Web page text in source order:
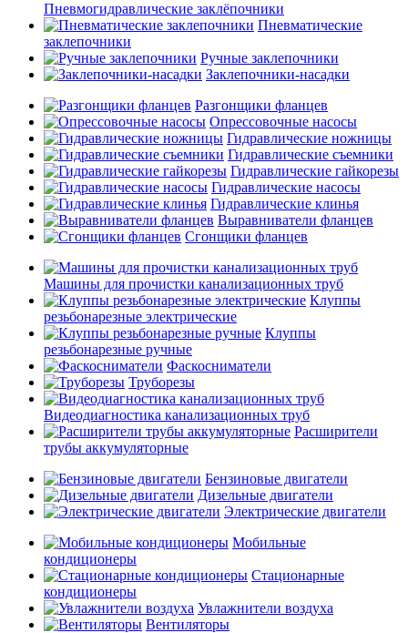
Пневмогидравлические заклёпочники
Пневматические
заклепочники
Ручные заклепочники
Заклепочники-насадки
Разгонщики фланцев
Опрессовочные насосы
Гидравлические ножницы
Гидравлические съемники
Гидравлические гайкорезы
Гидравлические насосы
Гидравлические клинья
Выравниватели фланцев
Сгонщики фланцев
Машины для прочистки канализационных труб
Клуппы
резьбонарезные электрические
Клуппы
резьбонарезные ручные
Фаскосниматели
Труборезы
Видеодиагностика канализационных труб
Расширители
трубы аккумуляторные
Бензиновые двигатели
Дизельные двигатели
Электрические двигатели
Мобильные
кондиционеры
Стационарные
кондиционеры
Увлажнители воздуха
Вентиляторы